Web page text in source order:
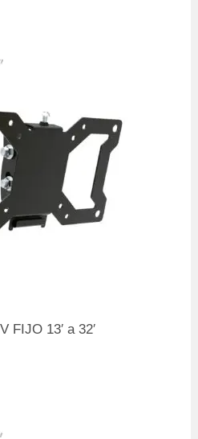
FIJO 13′ a 32′